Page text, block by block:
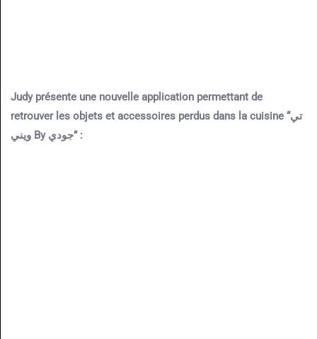
Judy présente une nouvelle application permettant de
retrouver les objets et accessoires perdus dans la cuisine “تي
ويني By جودي” :